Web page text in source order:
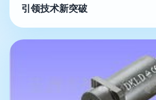
引领技术新突破